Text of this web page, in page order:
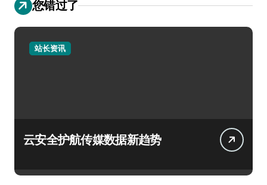
您错过了
站长资讯
云安全护航传媒数据新趋势